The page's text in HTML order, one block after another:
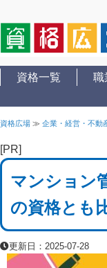
資格一覧 職
資格広場 ≫ 企業・経営・不動
[PR]
マンション
の資格とも
更新日：2025-07-28